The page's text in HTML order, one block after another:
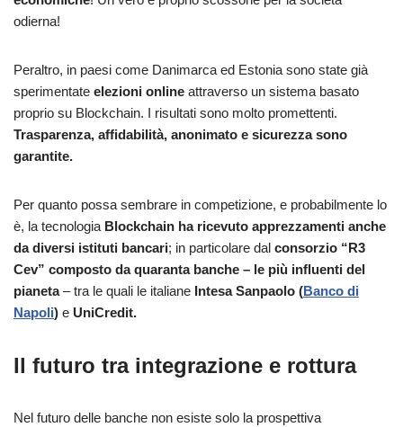
odierna!
Peraltro, in paesi come Danimarca ed Estonia sono state già
sperimentate elezioni online attraverso un sistema basato
proprio su Blockchain. I risultati sono molto promettenti.
Trasparenza, affidabilità, anonimato e sicurezza sono
garantite.
Per quanto possa sembrare in competizione, e probabilmente lo
è, la tecnologia Blockchain ha ricevuto apprezzamenti anche
da diversi istituti bancari; in particolare dal consorzio “R3
Cev” composto da quaranta banche – le più influenti del
pianeta– tra le quali le italiane Intesa Sanpaolo (Banco di
Napoli) e UniCredit.
Il futuro tra integrazione e rottura
Nel futuro delle banche non esiste solo la prospettiva